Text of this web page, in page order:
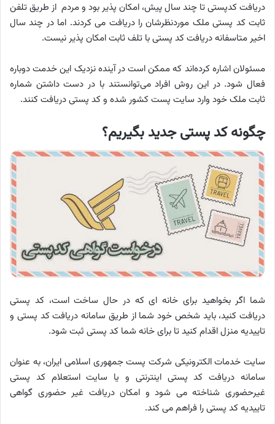
دریافت کدپستی تا چند سال پیش، امکان پذیر بود و مردم از طریق تلفن
ثابت کد پستی ملک موردنظرشان را دریافت می کردند. اما در چند سال
اخیر متاسفانه دریافت کد پستی با تلف ثابت امکان پذیر نیست.
مسئولان اشاره کرده‌اند که ممکن است در آینده نزدیک این خدمت دوباره
فعال شود. در این روش افراد می‌توانستند با در دست داشتن شماره
ثابت ملک خود وارد سایت پست کشور شده و کد پستی دریافت کنند.
چگونه کد پستی جدید بگیریم؟
شما اگر بخواهید برای خانه ای که در حال ساخت است، کد پستی
دریافت کنید، باید شخص خود شما از طریق سامانه دریافت کد پستی و
تاییدیه منزل اقدام کنید تا برای خانه شما کد پستی ثبت شود.
سایت خدمات الکترونیکی شرکت پست جمهوری اسلامی ایران، به عنوان
سامانه دریافت کد پستی اینترنتی و یا سایت استعلام کد پستی
غیرحضوری شناخته می‌ شود و امکان دریافت غیر حضوری گواهی
تاییدیه کد پستی را فراهم می‌ کند.